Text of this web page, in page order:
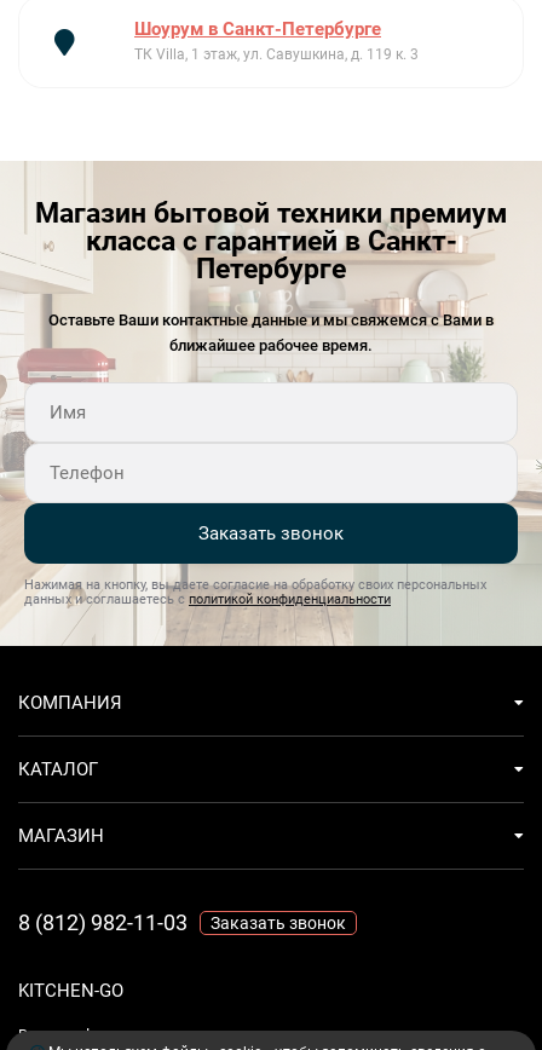
Шоурум в Санкт-Петербурге
ТК Villa, 1 этаж, ул. Савушкина, д. 119 к. 3
Магазин бытовой техники премиум
класса с гарантией в Санкт-
Петербурге
Оставьте Ваши контактные данные и мы свяжемся с Вами в
ближайшее рабочее время.
Заказать звонок
Нажимая на кнопку, вы даете согласие на обработку своих персональных
данных и соглашаетесь с политикой конфиденциальности
KITCHEN-GO
Ваш комфорт - дело техники.
КОМПАНИЯ
КАТАЛОГ
МАГАЗИН
8 (812) 982-11-03 Заказать звонок